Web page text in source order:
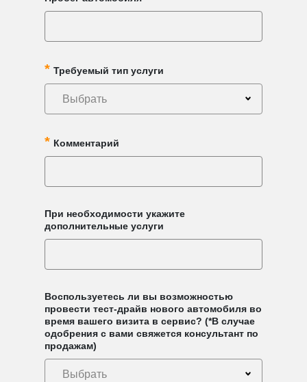
Требуемый тип услуги
Выбрать
Комментарий
При необходимости укажите
дополнительные услуги
Воспользуетесь ли вы возможностью
провести тест-драйв нового автомобиля во
время вашего визита в сервис? (*В случае
одобрения с вами свяжется консультант по
продажам)
Выбрать